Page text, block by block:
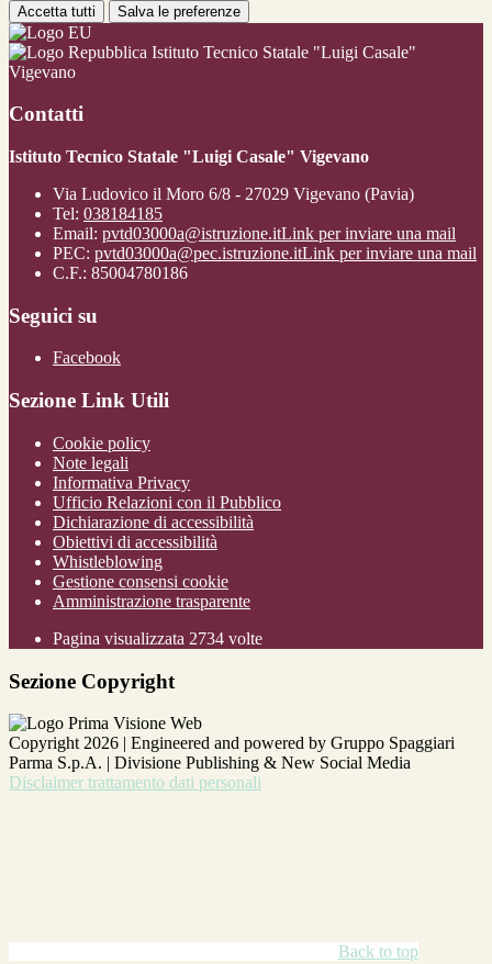
Accetta tutti Salva le preferenze
Istituto Tecnico Statale "Luigi Casale"
Vigevano
Contatti
Istituto Tecnico Statale "Luigi Casale" Vigevano
Via Ludovico il Moro 6/8 - 27029 Vigevano (Pavia)
Tel: 038184185
Email: pvtd03000a@istruzione.itLink per inviare una mail
PEC: pvtd03000a@pec.istruzione.itLink per inviare una mail
C.F.: 85004780186
Seguici su
Facebook
Sezione Link Utili
Cookie policy
Note legali
Informativa Privacy
Ufficio Relazioni con il Pubblico
Dichiarazione di accessibilità
Obiettivi di accessibilità
Whistleblowing
Gestione consensi cookie
Amministrazione trasparente
Pagina visualizzata 2734 volte
Sezione Copyright
Copyright 2026 | Engineered and powered by Gruppo Spaggiari
Parma S.p.A. | Divisione Publishing & New Social Media
Disclaimer trattamento dati personali
Back to top